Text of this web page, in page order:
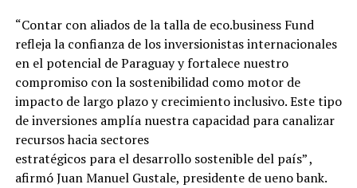
“Contar con aliados de la talla de eco.business Fund
refleja la confianza de los inversionistas internacionales
en el potencial de Paraguay y fortalece nuestro
compromiso con la sostenibilidad como motor de
impacto de largo plazo y crecimiento inclusivo. Este tipo
de inversiones amplía nuestra capacidad para canalizar
recursos hacia sectores
estratégicos para el desarrollo sostenible del país” ,
afirmó Juan Manuel Gustale, presidente de ueno bank.